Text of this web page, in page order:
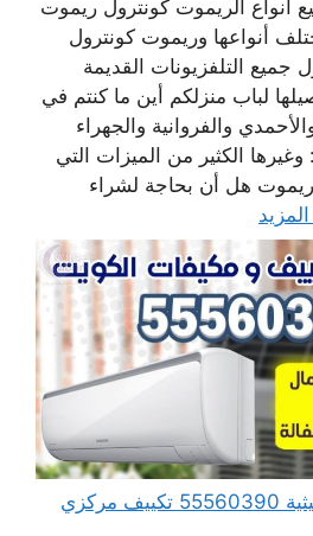
أنواع الريموت كونترول ريموت
أنواعها وريموت كونترول
التلفزيونات القديمة
لباب منزلكم أين ما كنتم في
والفروانية والجهراء
الكثير من الميزات التي
ريموت هل أن بحاجة لشراء
فني تكييف وتبريد الرميثية 55560390 تكييف مركزي